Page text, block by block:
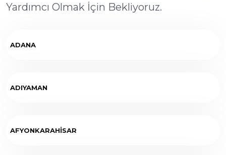
Yardımcı Olmak İçin Bekliyoruz.
ADANA
ADIYAMAN
AFYONKARAHİSAR